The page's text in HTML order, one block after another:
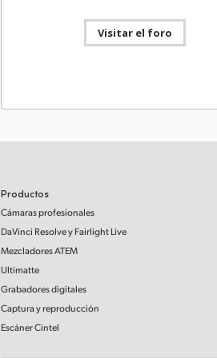
interfaces de control físicas y virtuales para
Mac OS Windows x86 Linux
Actualización
Blackmagic Cintel 5.0
modelo Cintel Scanner G3 HDR+.
Kit de desarrollo 24
Cintel 5.0 SDK
Visitar el foro
Productos
Cámaras profesionales
DaVinci Resolvey Fairlight Live
Mezcladores ATEM
Ultimatte
Grabadores digitales
Captura y reproducción
Escáner Cintel